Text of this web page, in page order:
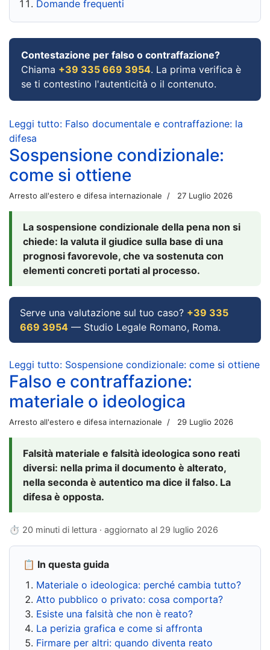
Domande frequenti
Contestazione per falso o contraffazione?
Chiama +39 335 669 3954. La prima verifica è
se ti contestino l'autenticità o il contenuto.
Leggi tutto: Falso documentale e contraffazione: la
difesa
Sospensione condizionale:
come si ottiene
Arresto all'estero e difesa internazionale 27 Luglio 2026
La sospensione condizionale della pena non si
chiede: la valuta il giudice sulla base di una
prognosi favorevole, che va sostenuta con
elementi concreti portati al processo.
Serve una valutazione sul tuo caso? +39 335
669 3954 — Studio Legale Romano, Roma.
Leggi tutto: Sospensione condizionale: come si ottiene
Falso e contraffazione:
materiale o ideologica
Arresto all'estero e difesa internazionale 29 Luglio 2026
Falsità materiale e falsità ideologica sono reati
diversi: nella prima il documento è alterato,
nella seconda è autentico ma dice il falso. La
difesa è opposta.
⏱ 20 minuti di lettura · aggiornato al 29 luglio 2026
📋 In questa guida
Materiale o ideologica: perché cambia tutto?
Atto pubblico o privato: cosa comporta?
Esiste una falsità che non è reato?
La perizia grafica e come si affronta
Firmare per altri: quando diventa reato